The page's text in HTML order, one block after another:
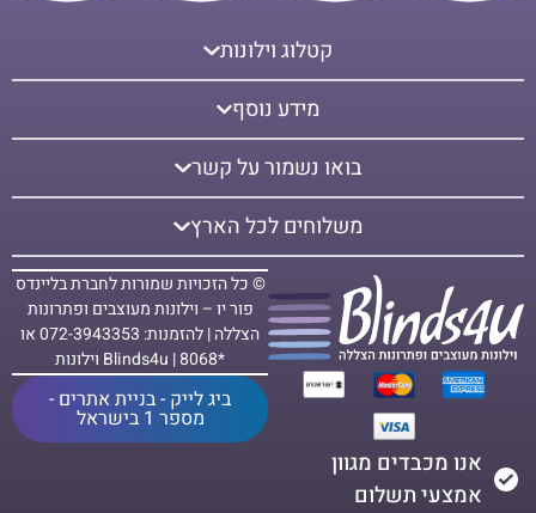
אנו מכבדים מגוון
אמצעי תשלום
© כל הזכויות שמורות לחברת בליינדס
פור יו – וילונות מעוצבים ופתרונות
הצללה | להזמנות: 072-3943353 או
*8068 | Blinds4u וילונות
ביג לייק - בניית אתרים -
מספר 1 בישראל
קטלוג וילונות
מידע נוסף
בואו נשמור על קשר
משלוחים לכל הארץ